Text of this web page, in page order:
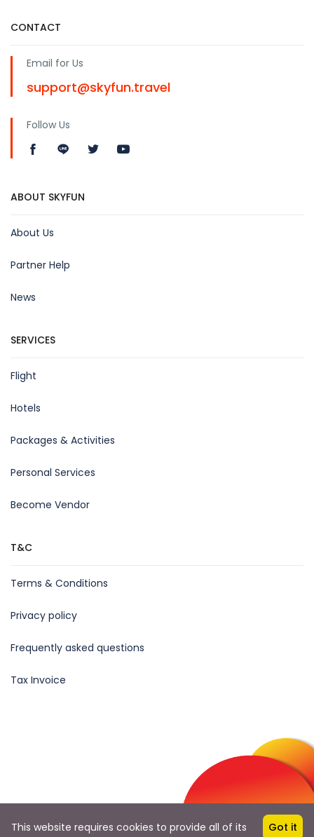
CONTACT
Email for Us
support@skyfun.travel
Follow Us
ABOUT SKYFUN
About Us
Partner Help
News
SERVICES
Flight
Hotels
Packages & Activities
Personal Services
Become Vendor
T&C
Terms & Conditions
Privacy policy
Frequently asked questions
Tax Invoice
Follow Us
This website requires cookies to provide all of its
Got it